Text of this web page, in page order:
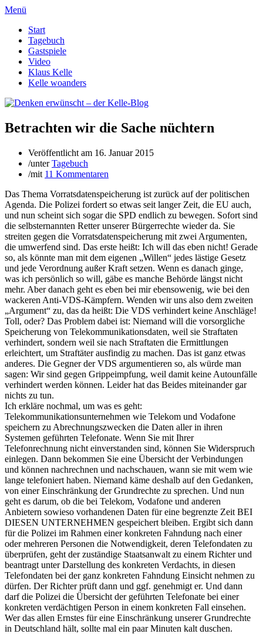
Menü
Start
Tagebuch
Gastspiele
Video
Klaus Kelle
Kelle woanders
Betrachten wir die Sache nüchtern
Veröffentlicht am 16. Januar 2015
/unterTagebuch
/mit 11 Kommentaren
Das Thema Vorratsdatenspeicherung ist zurück auf der politischen
Agenda. Die Polizei fordert so etwas seit langer Zeit, die EU auch,
und nun scheint sich sogar die SPD endlich zu bewegen. Sofort sind
die selbsternannten Retter unserer Bürgerrechte wieder da. Sie
streiten gegen die Vorratsdatenspeicherung mit zwei Argumenten,
die umwerfend sind. Das erste heißt: Ich will das eben nicht! Gerade
so, als könnte man mit dem eigenen „Willen“ jedes lästige Gesetz
und jede Verordnung außer Kraft setzen. Wenn es danach ginge,
was ich persönlich so will, gäbe es manche Behörde längst nicht
mehr. Aber danach geht es eben bei mir ebensowenig, wie bei den
wackeren Anti-VDS-Kämpfern. Wenden wir uns also dem zweiten
„Argument“ zu, das da heißt: Die VDS verhindert keine Anschläge!
Toll, oder? Das Problem dabei ist: Niemand will die vorsorgliche
Speicherung von Telekommunikationsdaten, weil sie Straftaten
verhindert, sondern weil sie nach Straftaten die Ermittlungen
erleichtert, um Straftäter ausfindig zu machen. Das ist ganz etwas
anderes. Die Gegner der VDS argumentieren so, als würde man
sagen: Wir sind gegen Grippeimpfung, weil damit keine Autounfälle
verhindert werden können. Leider hat das Beides miteinander gar
nichts zu tun.
Ich erkläre nochmal, um was es geht:
Telekommunikationsunternehmen wie Telekom und Vodafone
speichern zu Abrechnungszwecken die Daten aller in ihren
Systemen geführten Telefonate. Wenn Sie mit Ihrer
Telefonrechnung nicht einverstanden sind, können Sie Widerspruch
einlegen. Dann bekommen Sie eine Übersicht der Verbindungen
und können nachrechnen und nachschauen, wann sie mit wem wie
lange telefoniert haben. Niemand käme deshalb auf den Gedanken,
von einer Einschränkung der Grundrechte zu sprechen. Und nun
geht es darum, ob die bei Telekom, Vodafone und anderen
Anbietern sowieso vorhandenen Daten für eine begrenzte Zeit BEI
DIESEN UNTERNEHMEN gespeichert bleiben. Ergibt sich dann
für die Polizei im Rahmen einer konkreten Fahndung nach einer
oder mehreren Personen die Notwendigkeit, deren Telefondaten zu
überprüfen, geht der zuständige Staatsanwalt zu einem Richter und
beantragt unter Darstellung des konkreten Verdachts, in diesen
Telefondaten bei der ganz konkreten Fahndung Einsicht nehmen zu
dürfen. Der Richter prüft dann und ggf. genehmigt er. Und dann
darf die Polizei die Übersicht der geführten Telefonate bei einer
konkreten verdächtigen Person in einem konkreten Fall einsehen.
Wer das allen Ernstes für eine Einschränkung unserer Grundrechte
in Deutschland hält, sollte mal ein paar Minuten kalt duschen.